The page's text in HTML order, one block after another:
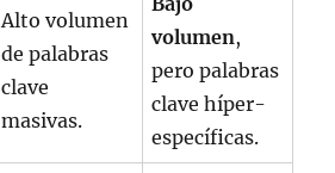
Alto volumen
de palabras
clave
masivas.
volumen,
pero palabras
clave híper-
específicas.